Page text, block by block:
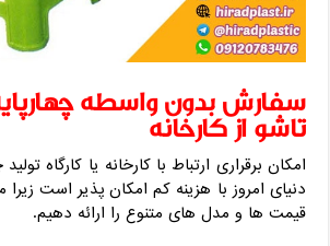
سفارش بدون واسطه
تاشو از کارخانه
امکان برقراری ارتباط با کارخانه یا کارگاه
دنیای امروز با هزینه کم امکان پذیر است زیرا
قیمت ها و مدل های متنوع را ارائه دهیم.